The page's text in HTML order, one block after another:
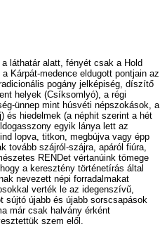
láthatár alatt, fényét csak a Hold
Kárpát-medence eldugott pontjain az
pogány jelképiség, díszítő
helyek (Csíksomlyó), a régi
ünnep mint húsvéti népszokások, a
és hiedelmek (a néphit szerint a hét
egyik lánya lett az
lopva, titkon, megbújva vagy épp
tovább szájról-szájra, apáról fiúra,
RENDet vértanúink tömege
a keresztény történetírás által
nevezett népi forradalmakat
verték le az idegenszívű,
sújtó újabb és újabb sorscsapások
már csak halvány érként
szem elől.